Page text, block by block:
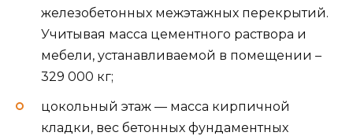
железобетонных межэтажных перекрытий.
Учитывая масса цементного раствора и
мебели, устанавливаемой в помещении –
329 000 кг;
цокольный этаж — масса кирпичной
кладки, вес бетонных фундаментных